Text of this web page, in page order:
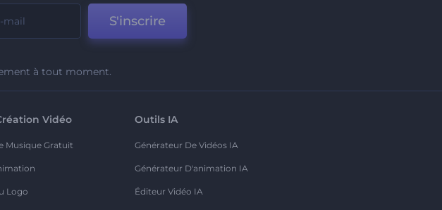
S'inscrire
à tout moment.
Vidéo
Musique Gratuit
Logo
Outils IA
Générateur De Vidéos IA
Générateur D'animation IA
Éditeur Vidéo IA